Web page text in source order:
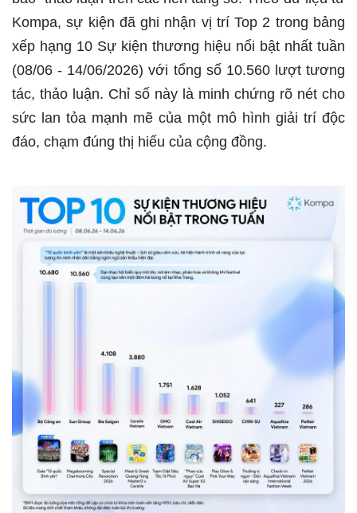
Kompa, sự kiện đã ghi nhận vị trí Top 2 trong bảng
xếp hạng 10 Sự kiện thương hiệu nổi bật nhất tuần
(08/06 - 14/06/2026) với tổng số 10.560 lượt tương
tác, thảo luận. Chỉ số này là minh chứng rõ nét cho
sức lan tỏa mạnh mẽ của một mô hình giải trí độc
đáo, chạm đúng thị hiếu của cộng đồng.